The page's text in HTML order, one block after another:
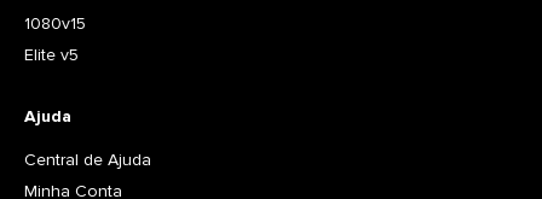
1080v15
Elite v5
Ajuda
Central de Ajuda
Minha Conta